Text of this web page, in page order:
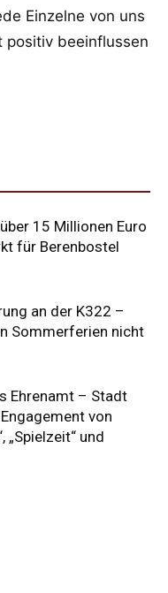
Einzelne von uns
positiv beeinflussen
15 Millionen Euro
für Berenbostel
an der K322 –
Sommerferien nicht
Ehrenamt – Stadt
von
„Spielzeit“ und